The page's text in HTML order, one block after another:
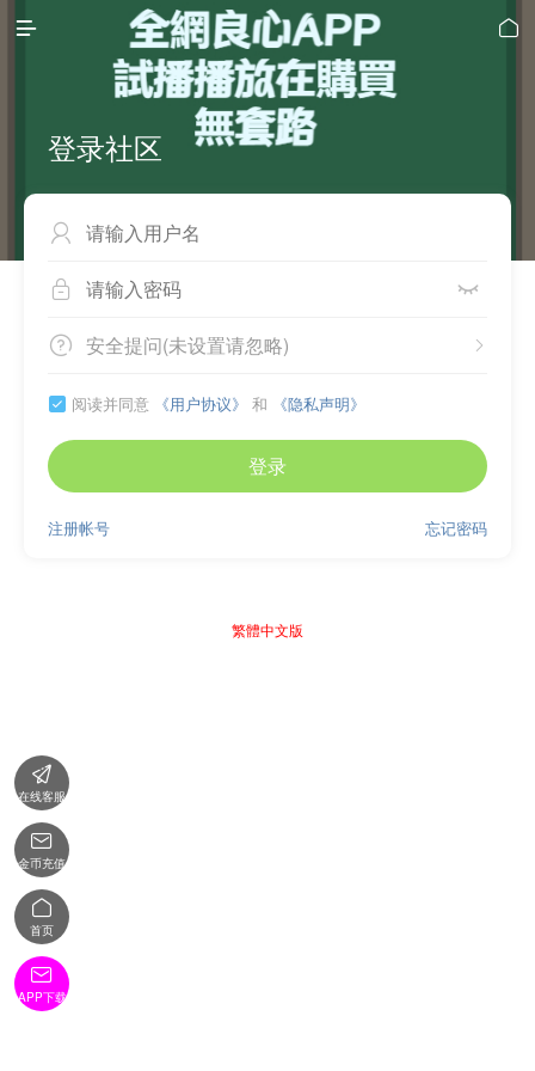
 
登录社区

 
 
安全提问(未设置请忽略)
 阅读并同意 《用户协议》 和 《隐私声明》
登录
忘记密码
注册帐号
繁體中文版

在线客服

金币充值

首页

APP下载